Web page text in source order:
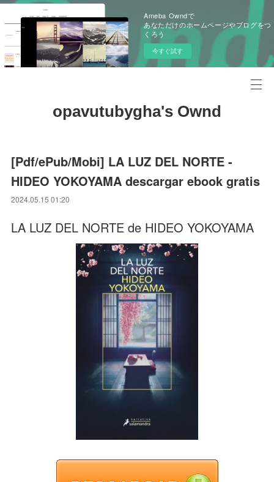
Ameba Owndで
あなただけのホームページやブログをつ
くろう
今すぐ試す
opavutubygha's Ownd
[Pdf/ePub/Mobi] LA LUZ DEL NORTE -
HIDEO YOKOYAMA descargar ebook gratis
2024.05.15 01:20
LA LUZ DEL NORTE de HIDEO YOKOYAMA